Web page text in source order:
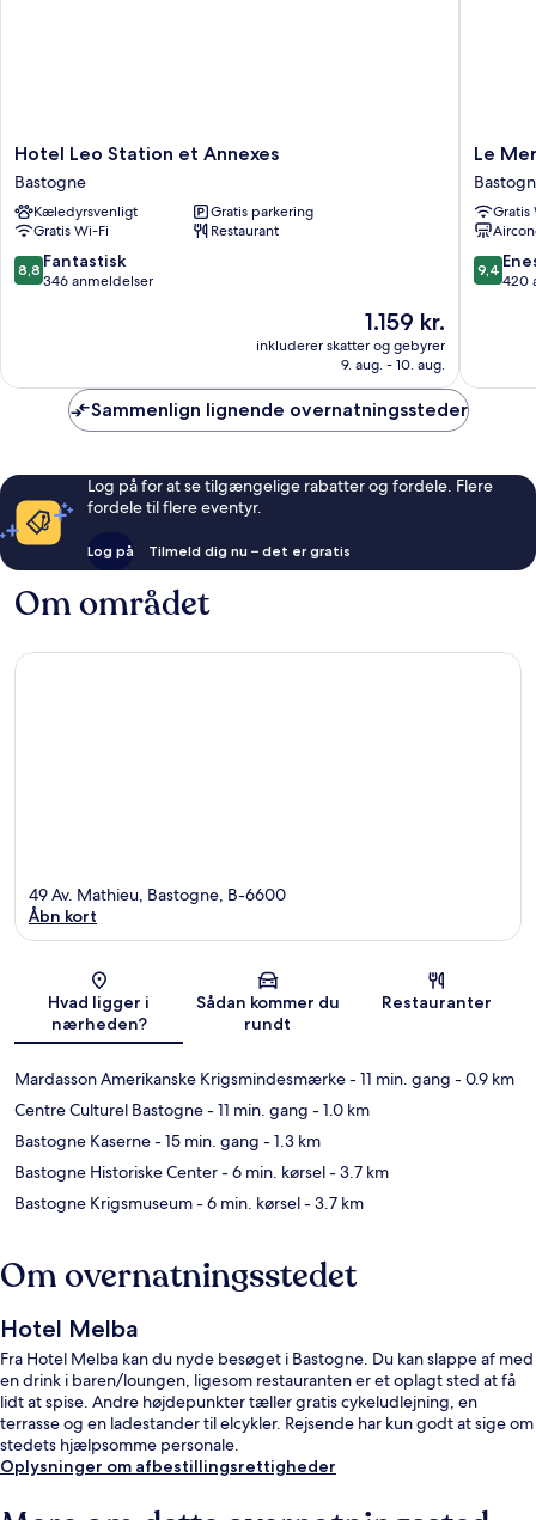
Hotel
Leo
Station
et
Annexes
Bastogne
Hotel Leo Station et Annexes
Bastogne
Kæledyrsvenligt
Gratis parkering
Gratis Wi-Fi
Restaurant
8.8
ud
anmeldelser
8,8 Fantastisk
346 anmeldelser
Prisen
er
1.159 kr.
1.159 kr.
inkluderer skatter og gebyrer
9. aug. - 10. aug.
Le
Motel
Le
Gratis
9.4
ud
9,4
420
Sammenlign lignende overnatningssteder
Log på for at se tilgængelige rabatter og fordele. Flere
fordele til flere eventyr.
Log på Tilmeld dig nu – det er gratis
Om området
Kort
49 Av. Mathieu, Bastogne, B-6600
Åbn kort
Hvad ligger i
nærheden?
Sådan kommer du
rundt
Restauranter
Mardasson Amerikanske Krigsmindesmærke- 11 min. gang - 0.9 km
Centre Culturel Bastogne- 11 min. gang - 1.0 km
Bastogne Kaserne- 15 min. gang - 1.3 km
Bastogne Historiske Center- 6 min. kørsel- 3.7 km
Bastogne Krigsmuseum- 6 min. kørsel- 3.7 km
Om overnatningsstedet
Hotel Melba
Fra Hotel Melba kan du nyde besøget i Bastogne. Du kan slappe af med
en drink i baren/loungen, ligesom restauranten er et oplagt sted at få
lidt at spise. Andre højdepunkter tæller gratis cykeludlejning, en
terrasse og en ladestander til elcykler. Rejsende har kun godt at sige om
stedets hjælpsomme personale.
Oplysninger om afbestillingsrettigheder